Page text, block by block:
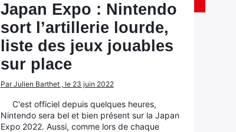
Japan Expo : Nintendo
sort l’artillerie lourde,
liste des jeux jouables
sur place
Par Julien Barthet , le 23 juin 2022
C'est officiel depuis quelques heures,
Nintendo sera bel et bien présent sur la Japan
Expo 2022. Aussi, comme lors de chaque